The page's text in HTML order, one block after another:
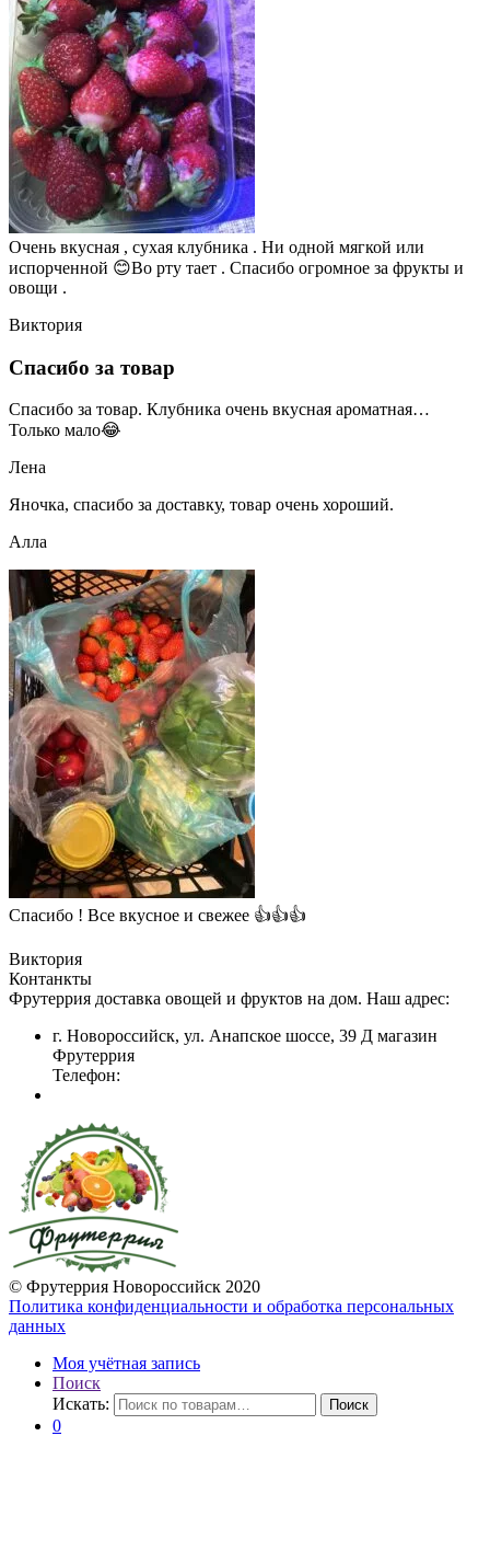
Очень вкусная , сухая клубника . Ни одной мягкой или
испорченной 😊Во рту тает . Спасибо огромное за фрукты и
овощи .
Виктория
Спасибо за товар
Спасибо за товар. Клубника очень вкусная ароматная…
Только мало😂
Лена
Яночка, спасибо за доставку, товар очень хороший.
Алла
Спасибо ! Все вкусное и свежее 👍👍👍
Виктория
Контанкты
Фрутеррия доставка овощей и фруктов на дом. Наш адрес:
г. Новороссийск, ул. Анапское шоссе, 39 Д магазин
Фрутеррия
Телефон:
© Фрутеррия Новороссийск 2020
Политика конфиденциальности и обработка персональных
данных
Моя учётная запись
Поиск
Искать:
Поиск
0